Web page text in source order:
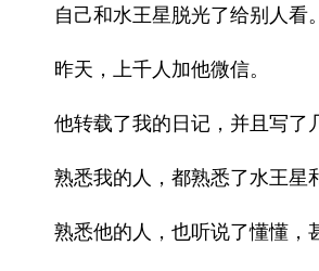
自己和水王星脱光了给别人看。
昨天，上千人加他微信。
他转载了我的日记，并且写了
熟悉我的人，都熟悉了水王星
熟悉他的人，也听说了懂懂，